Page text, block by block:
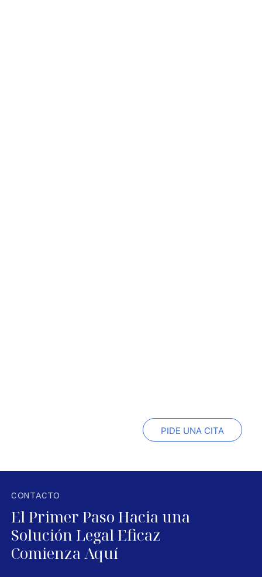
PIDE UNA CITA
CONTACTO
El Primer Paso Hacia una
Solución Legal Eficaz
Comienza Aquí